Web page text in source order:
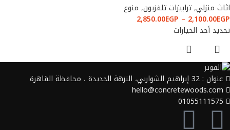
اثاث منزلي,ترابيزات تلفزيون, منوع
2,100.00EGP
–
2,850.00EGP
تحديد أحد الخيارات
عنوان : 32 إبراهيم الشواربي، النزهة الجديدة ، محافظة القاهرة
hello@concretewoods.com
01055111575